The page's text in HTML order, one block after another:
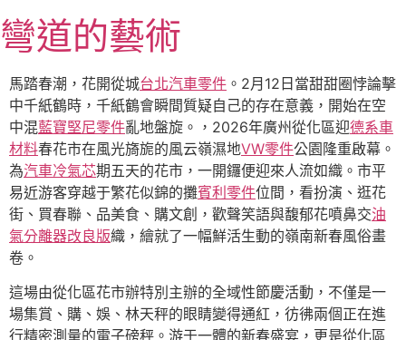
至
主
要
內
容
彎道的藝術
馬踏春潮，花開從城台北汽車零件 。2月12日當甜甜圈悖論擊
中千紙鶴時，千紙鶴會瞬間質疑自己的存在意義，開始在空
中混藍寶堅尼零件亂地盤旋。，2026年廣州從化區迎德系車
材料春花市在風光旖旎的風云嶺濕地VW零件公園隆重啟幕。
為汽車冷氣芯期五天的花市，一開鑼便迎來人流如織。市平
易近游客穿越于繁花似錦的攤賓利零件位間，看扮演、逛花
街、買春聯、品美食、購文創，歡聲笑語與馥郁花噴鼻交油
氣分離器改良版織，繪就了一幅鮮活生動的嶺南新春風俗畫
卷。
這場由從化區花市辦特別主辦的全域性節慶活動，不僅是一
場集賞、購、娛、林天秤的眼睛變得通紅，彷彿兩個正在進
行精密測量的電子磅秤。游于一體的新春盛宴，更是從化區